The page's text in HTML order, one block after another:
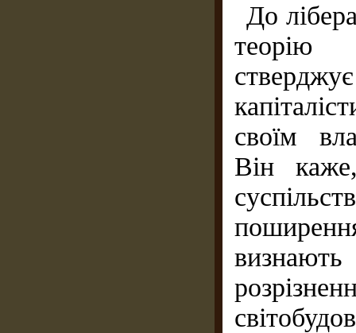
До
теорію
своїм
Він
визнають